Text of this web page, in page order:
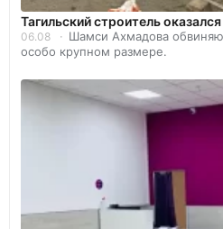
Тагильский строитель
06.08
Шамси Ахмадова
особо крупном размере.